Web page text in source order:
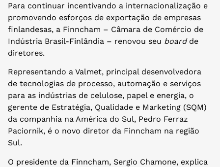
Para continuar incentivando a internacionalização e
promovendo esforços de exportação de empresas
finlandesas, a Finncham – Câmara de Comércio de
Indústria Brasil-Finlândia – renovou seu board de
diretores.
Representando a Valmet, principal desenvolvedora
de tecnologias de processo, automação e serviços
para as indústrias de celulose, papel e energia, o
gerente de Estratégia, Qualidade e Marketing (SQM)
da companhia na América do Sul, Pedro Ferraz
Paciornik, é o novo diretor da Finncham na região
Sul.
O presidente da Finncham, Sergio Chamone, explica